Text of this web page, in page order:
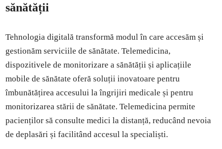
sănătății
Tehnologia digitală transformă modul în care accesăm și
gestionăm serviciile de sănătate. Telemedicina,
dispozitivele de monitorizare a sănătății și aplicațiile
mobile de sănătate oferă soluții inovatoare pentru
îmbunătățirea accesului la îngrijiri medicale și pentru
monitorizarea stării de sănătate. Telemedicina permite
pacienților să consulte medici la distanță, reducând nevoia
de deplasări și facilitând accesul la specialiști.